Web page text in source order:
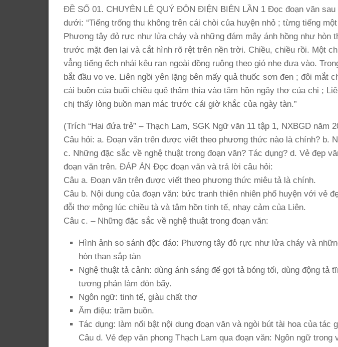
ĐỀ SỐ 01. CHUYÊN LÊ QUÝ ĐÔN ĐIỆN BIÊN LẦN 1 Đọc đoạn văn
dưới: “Tiếng trống thu không trên cái chòi của huyện nhỏ ; từng tiếng
Phương tây đỏ rực như lửa cháy và những đám mây ánh hồng như hòn
trước mặt đen lại và cắt hình rõ rệt trên nền trời. Chiều, chiều rồi. Một
vẳng tiếng ếch nhái kêu ran ngoài đồng ruộng theo gió nhẹ đưa vào.
bắt đầu vo ve. Liên ngồi yên lặng bên mấy quả thuốc sơn đen ; đôi mắt
cái buồn của buổi chiều quê thấm thía vào tâm hồn ngây thơ của chị ;
chị thấy lòng buồn man mác trước cái giờ khắc của ngày tàn.”
(Trích “Hai đứa trẻ” – Thạch Lam, SGK Ngữ văn 11 tập 1, NXBGD năm
Câu hỏi: a. Đoạn văn trên được viết theo phương thức nào là chính? b.
c. Những đặc sắc về nghệ thuật trong đoạn văn? Tác dụng? d. Vẻ đẹp
đoạn văn trên. ĐÁP ÁN Đọc đoạn văn và trả lời câu hỏi:
Câu a. Đoạn văn trên được viết theo phương thức miêu tả là chính.
Câu b. Nội dung của đoạn văn: bức tranh thiên nhiên phố huyện với vẻ
đỗi thơ mộng lúc chiều tà và tâm hồn tinh tế, nhạy cảm của Liên.
Câu c. – Những đặc sắc về nghệ thuật trong đoạn văn:
Hình ảnh so sánh độc đáo: Phương tây đỏ rực như lửa cháy và
hòn than sắp tàn
Nghệ thuật tả cảnh: dùng ánh sáng để gợi tả bóng tối, dùng động tả
tương phản làm đòn bẩy.
Ngôn ngữ: tinh tế, giàu chất thơ
Âm điệu: trầm buồn.
Tác dụng: làm nổi bật nội dung đoạn văn và ngòi bút tài hoa của tác
Câu d. Vẻ đẹp văn phong Thạch Lam qua đoạn văn: Ngôn ngữ trong